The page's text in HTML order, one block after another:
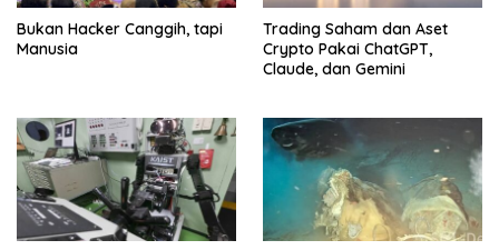
Bukan Hacker Canggih, tapi
Manusia
Trading Saham dan Aset
Crypto Pakai ChatGPT,
Claude, dan Gemini